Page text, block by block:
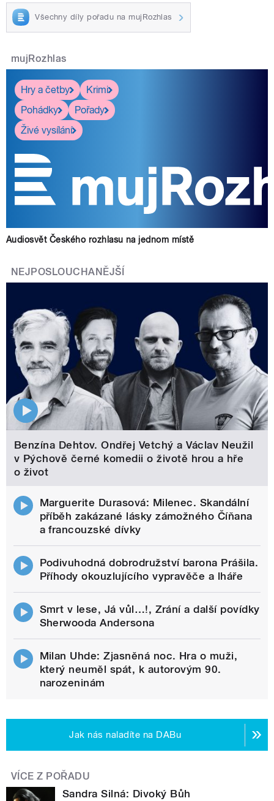
Všechny díly pořadu na mujRozhlas
mujRozhlas
Hry a četby
Krimi
Pohádky
Pořady
Živé vysílání
Audiosvět Českého rozhlasu na jednom místě
NEJPOSLOUCHANĚJŠÍ
Benzína Dehtov. Ondřej Vetchý a Václav Neužil
v Pýchově černé komedii o životě hrou a hře
o život
Marguerite Durasová: Milenec. Skandální
příběh zakázané lásky zámožného Číňana
a francouzské dívky
Podivuhodná dobrodružství barona Prášila.
Příhody okouzlujícího vypravěče a lháře
Smrt v lese, Já vůl…!, Zrání a další povídky
Sherwooda Andersona
Milan Uhde: Zjasněná noc. Hra o muži,
který neuměl spát, k autorovým 90.
narozeninám
Jak nás naladíte na DABu
VÍCE Z POŘADU
Sandra Silná: Divoký Bůh